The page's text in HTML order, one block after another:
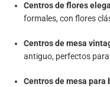
Centros de flores
formales, con flores
Centros de mesa
antiguo, perfectos
Centros de mesa para